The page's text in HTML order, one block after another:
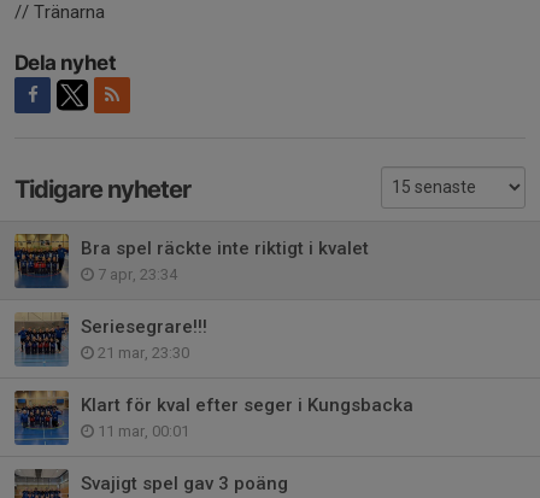
// Tränarna
Dela nyhet
Tidigare nyheter
Bra spel räckte inte riktigt i kvalet
7 apr, 23:34
Seriesegrare!!!
21 mar, 23:30
Klart för kval efter seger i Kungsbacka
11 mar, 00:01
Svajigt spel gav 3 poäng